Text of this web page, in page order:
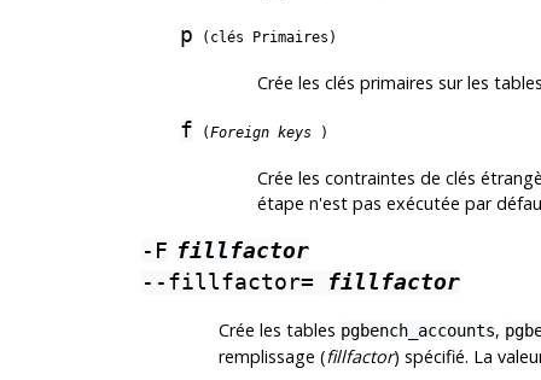
p (clés Primaires)
Crée les clés primaires sur les
f (Foreign keys )
Crée les contraintes de clés
étape n'est pas exécutée par
-F fillfactor
--fillfactor=
fillfactor
Crée les tables pgbench_accounts,
remplissage (fillfactor) spécifié. La